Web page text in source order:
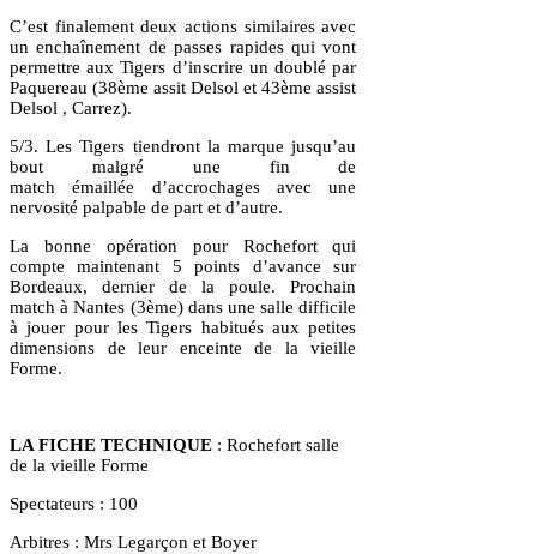
C’est finalement deux actions similaires avec
un enchaînement de passes rapides qui vont
permettre aux Tigers d’inscrire un doublé par
Paquereau (38ème assit Delsol et 43ème assist
Delsol , Carrez).
5/3. Les Tigers tiendront la marque jusqu’au
bout malgré une fin de
match émaillée d’accrochages avec une
nervosité palpable de part et d’autre.
La bonne opération pour Rochefort qui
compte maintenant 5 points d’avance sur
Bordeaux, dernier de la poule. Prochain
match à Nantes (3ème) dans une salle difficile
à jouer pour les Tigers habitués aux petites
dimensions de leur enceinte de la vieille
Forme.
LA FICHE TECHNIQUE : Rochefort salle
de la vieille Forme
Spectateurs : 100
Arbitres : Mrs Legarçon et Boyer